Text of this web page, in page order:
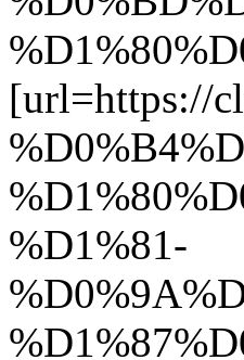
[url=https://
%D1%81-